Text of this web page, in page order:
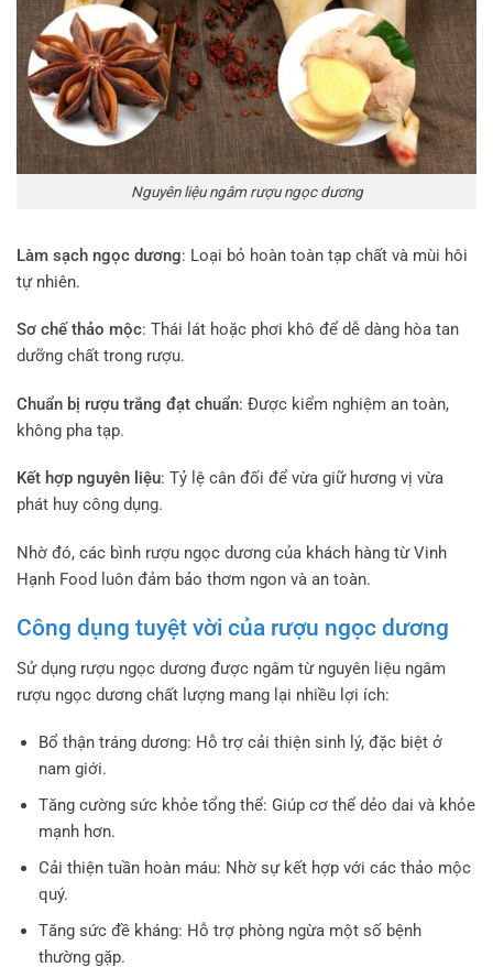
Nguyên liệu ngâm rượu ngọc dương
Làm sạch ngọc dương: Loại bỏ hoàn toàn tạp chất và mùi hôi
tự nhiên.
Sơ chế thảo mộc: Thái lát hoặc phơi khô để dễ dàng hòa tan
dưỡng chất trong rượu.
Chuẩn bị rượu trắng đạt chuẩn: Được kiểm nghiệm an toàn,
không pha tạp.
Kết hợp nguyên liệu: Tỷ lệ cân đối để vừa giữ hương vị vừa
phát huy công dụng.
Nhờ đó, các bình rượu ngọc dương của khách hàng từ Vinh
Hạnh Food luôn đảm bảo thơm ngon và an toàn.
Công dụng tuyệt vời của rượu ngọc dương
Sử dụng rượu ngọc dương được ngâm từ nguyên liệu ngâm
rượu ngọc dương chất lượng mang lại nhiều lợi ích:
Bổ thận tráng dương: Hỗ trợ cải thiện sinh lý, đặc biệt ở
nam giới.
Tăng cường sức khỏe tổng thể: Giúp cơ thể dẻo dai và khỏe
mạnh hơn.
Cải thiện tuần hoàn máu: Nhờ sự kết hợp với các thảo mộc
quý.
Tăng sức đề kháng: Hỗ trợ phòng ngừa một số bệnh
thường gặp.